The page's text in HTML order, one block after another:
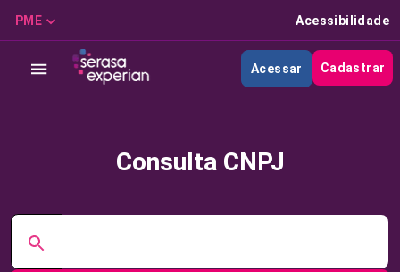
PME Acessibilidade
Acessar Cadastrar
Consulta CNPJ